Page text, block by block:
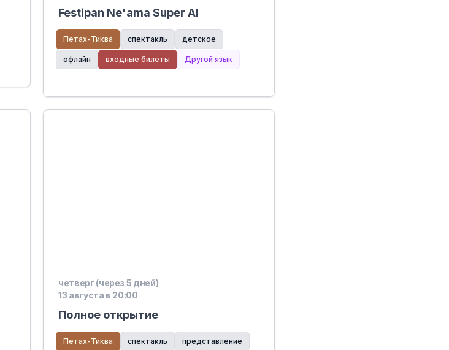
Festipan Ne'ama Super Al
Петах-Тиква спектакль детское
офлайн входные билеты Другой язык
четверг (через 5 дней)
13 августа в 20:00
Полное открытие
Петах-Тиква спектакль представление